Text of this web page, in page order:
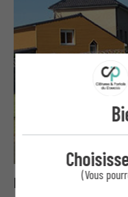
Bavolets,
(Vous